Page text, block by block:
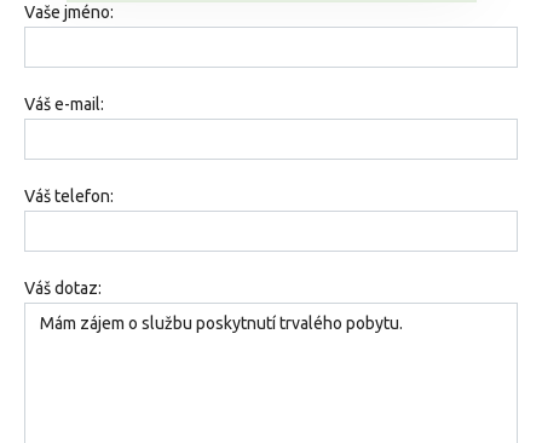
Vaše jméno:
Váš e-mail:
Váš telefon:
Váš dotaz: